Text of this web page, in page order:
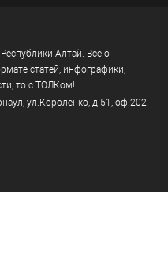
Алтай. Все о
статей, инфографики,
то с ТОЛКом!
ул.Короленко, д.51, оф.202